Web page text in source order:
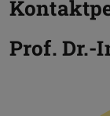
Prof. Dr.-